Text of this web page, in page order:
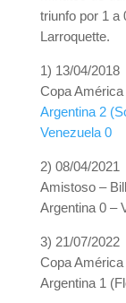
triunfo por 1 a
Larroquette.
1) 13/04/2018
Copa
Argentina 2
Venezuela 0
2) 08/04/2021
Amistoso –
Argentina 0 –
3) 21/07/2022
Copa
Argentina 1